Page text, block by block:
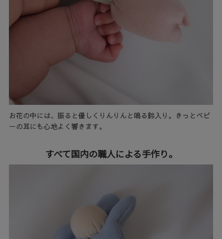
お花の中には、振ると優しくりんりんと鳴る鈴入り。きっとベビ
ーの耳にも心地よく響きます。
すべて国内の職人による手作り。